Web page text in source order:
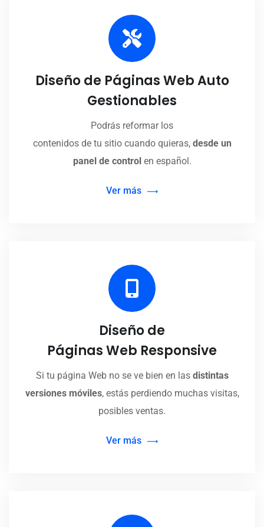
Diseño de Páginas Web Auto
Gestionables
Podrás reformar los
contenidos de tu sitio cuando quieras, desde un
panel de control en español.
Ver más
Diseño de
Páginas Web Responsive
Si tu página Web no se ve bien en las distintas
versiones móviles, estás perdiendo muchas visitas,
posibles ventas.
Ver más